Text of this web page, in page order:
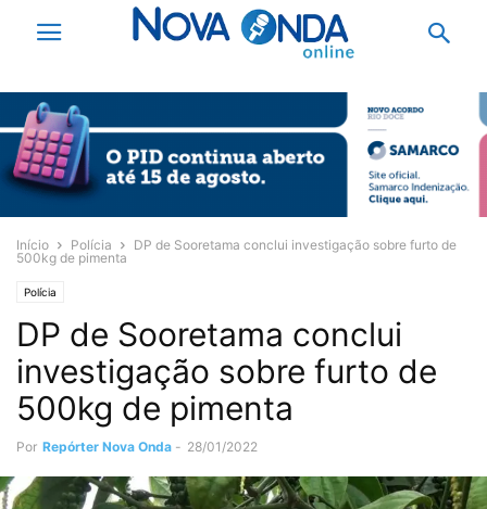
Início Polícia
DP de Sooretama conclui investigação sobre furto de
500kg de pimenta
Polícia
DP de Sooretama conclui
investigação sobre furto de
500kg de pimenta
Por Repórter Nova Onda - 28/01/2022